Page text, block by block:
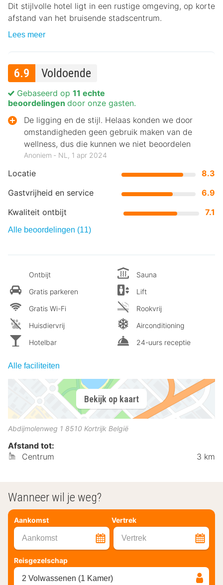
Dit stijlvolle hotel ligt in een rustige omgeving, op korte
afstand van het bruisende stadscentrum.
Lees meer
6.9 Voldoende
Locatie
8.3
Gastvrijheid en service
6.9
Kwaliteit ontbijt
7.1
Gebaseerd op 11 echte
beoordelingen door onze gasten.
De ligging en de stijl. Helaas konden we door
omstandigheden geen gebruik maken van de
wellness, dus die kunnen we niet beoordelen
Anoniem ‐ NL, 1 apr 2024
Alle beoordelingen (11)
Ontbijt
Gratis parkeren
Gratis Wi-Fi
Huisdiervrij
Hotelbar
Sauna
Lift
Rookvrij
Airconditioning
24-uurs receptie
Alle faciliteiten
Bekijk op kaart
Abdijmolenweg 1 8510 Kortrijk België
Afstand tot:
Centrum
3 km
Wanneer wil je weg?
Aankomst Vertrek
Aankomst Vertrek
Reisgezelschap
2 Volwassenen (1 Kamer)